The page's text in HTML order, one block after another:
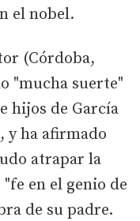
el nobel.
(Córdoba,
"mucha suerte"
hijos de García
y ha afirmado
atrapar la
en el genio de
de su padre.